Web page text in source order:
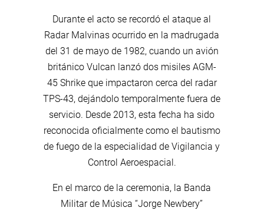
Durante el acto se recordó el ataque al
Radar Malvinas ocurrido en la madrugada
del 31 de mayo de 1982, cuando un avión
británico Vulcan lanzó dos misiles AGM-
45 Shrike que impactaron cerca del radar
TPS-43, dejándolo temporalmente fuera de
servicio. Desde 2013, esta fecha ha sido
reconocida oficialmente como el bautismo
de fuego de la especialidad de Vigilancia y
Control Aeroespacial.
En el marco de la ceremonia, la Banda
Militar de Música “Jorge Newbery”